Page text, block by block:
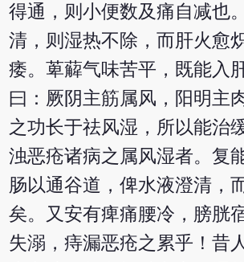
得通，则小便数及痛自减也
清，则湿热不除，而肝火愈
痿。萆薢气味苦平，既能入
曰：厥阴主筋属风，阳明主
之功长于祛风湿，所以能治
浊恶疮诸病之属风湿者。复
肠以通谷道，俾水液澄清，
矣。又安有痺痛腰冷，膀胱
失溺，痔漏恶疮之累乎！昔